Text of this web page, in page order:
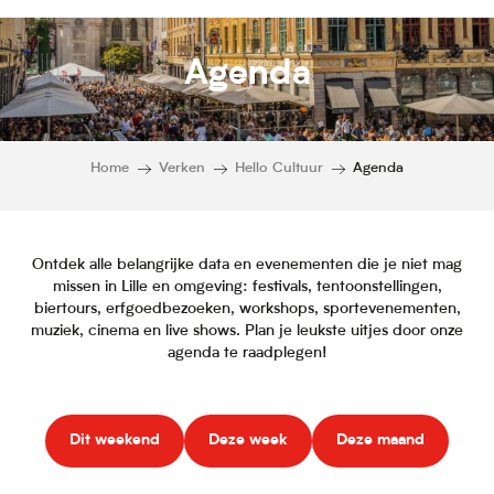
Agenda
Home Verken Hello Cultuur Agenda
Ontdek alle belangrijke data en evenementen die je niet mag
missen in Lille en omgeving: festivals, tentoonstellingen,
biertours, erfgoedbezoeken, workshops, sportevenementen,
muziek, cinema en live shows. Plan je leukste uitjes door onze
agenda te raadplegen!
Dit weekend Deze week Deze maand